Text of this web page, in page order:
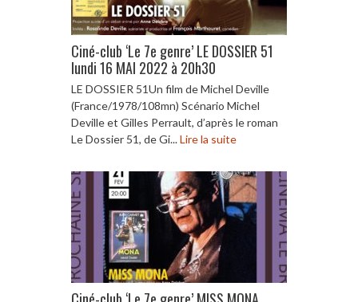
Ciné-club ‘Le 7e genre’ LE DOSSIER 51
lundi 16 MAI 2022 à 20h30
LE DOSSIER 51Un film de Michel Deville
(France/1978/108mn) Scénario Michel
Deville et Gilles Perrault, d’après le roman
Le Dossier 51, de Gi...Lire la suite